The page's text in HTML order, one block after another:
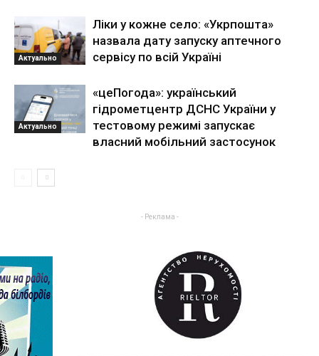
Актуально
Ліки у кожне село: «Укрпошта»
назвала дату запуску аптечного
сервісу по всій Україні
Актуально
«цеПогода»: український
гідрометцентр ДСНС України у
тестовому режимі запускає
власний мобільний застосунок
- Реклама -